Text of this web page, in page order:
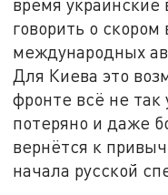
говорить о скором
международных
Для Киева это
фронте всё не так
потеряно и даже
вернётся к
начала русской